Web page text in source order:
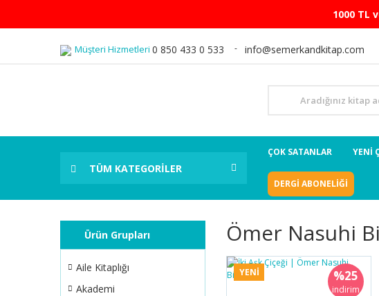
1000 TL
Müşteri Hizmetleri 0 850 433 0 533 info@semerkandkitap.com
TÜM KATEGORİLER
ÇOK SATANLAR YENİ
DERGİ ABONELİĞİ
Ürün Grupları
Aile Kitaplığı
Akademi
Ömer Nasuhi
YENİ %25
indirim